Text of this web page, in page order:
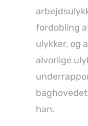
fordobling
ulykker, og
alvorlige
han.